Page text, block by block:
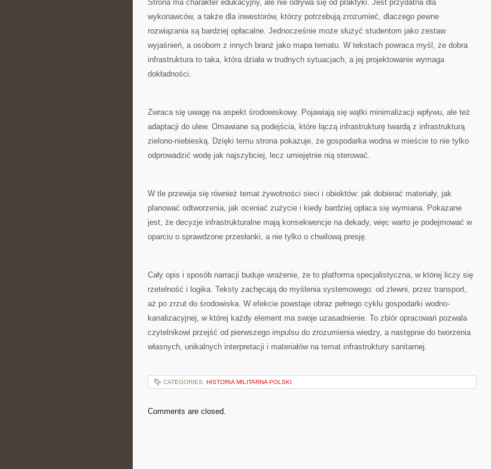
Strona ma charakter edukacyjny, ale nie odrywa się od praktyki. Jest przydatna dla
wykonawców, a także dla inwestorów, którzy potrzebują zrozumieć, dlaczego pewne
rozwiązania są bardziej opłacalne. Jednocześnie może służyć studentom jako zestaw
wyjaśnień, a osobom z innych branż jako mapa tematu. W tekstach powraca myśl, że dobra
infrastruktura to taka, która działa w trudnych sytuacjach, a jej projektowanie wymaga
dokładności.
Zwraca się uwagę na aspekt środowiskowy. Pojawiają się wątki minimalizacji wpływu, ale też
adaptacji do ulew. Omawiane są podejścia, które łączą infrastrukturę twardą z infrastrukturą
zielono-niebieską. Dzięki temu strona pokazuje, że gospodarka wodna w mieście to nie tylko
odprowadzić wodę jak najszybciej, lecz umiejętnie nią sterować.
W tle przewija się również temat żywotności sieci i obiektów: jak dobierać materiały, jak
planować odtworzenia, jak oceniać zużycie i kiedy bardziej opłaca się wymiana. Pokazane
jest, że decyzje infrastrukturalne mają konsekwencje na dekady, więc warto je podejmować w
oparciu o sprawdzone przesłanki, a nie tylko o chwilową presję.
Cały opis i sposób narracji buduje wrażenie, że to platforma specjalistyczna, w której liczy się
rzetelność i logika. Teksty zachęcają do myślenia systemowego: od zlewni, przez transport,
aż po zrzut do środowiska. W efekcie powstaje obraz pełnego cyklu gospodarki wodno-
kanalizacyjnej, w której każdy element ma swoje uzasadnienie. To zbiór opracowań pozwala
czytelnikowi przejść od pierwszego impulsu do zrozumienia wiedzy, a następnie do tworzenia
własnych, unikalnych interpretacji i materiałów na temat infrastruktury sanitarnej.
CATEGORIES: HISTORIA MILITARNA POLSKI
Comments are closed.